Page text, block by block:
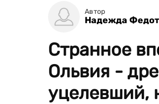
Автор
Надежда
Странное
Ольвия -
уцелевший,